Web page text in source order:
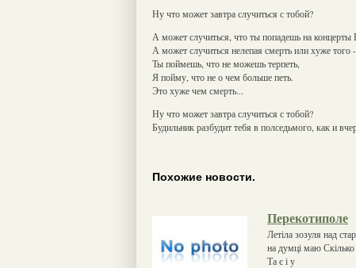
Ну что может завтра случиться с тобой?
А может случиться, что ты попадешь на концерты
А может случиться нелепая смерть или хуже того -
Ты поймешь, что не можешь терпеть,
Я пойму, что не о чем больше петь.
Это хуже чем смерть...
Ну что может завтра случиться с тобой?
Будильник разбудит тебя в полседьмого, как и
Похожие новости.
Перекотиполе
Летіла зозуля над
на думці маю
Та є і у